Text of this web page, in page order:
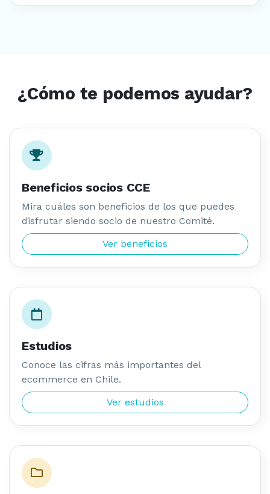
Beneficios socios CCE
Mira cuáles son beneficios de los que puedes
disfrutar siendo socio de nuestro Comité.
Ver beneficios
Estudios
Conoce las cifras más importantes del
ecommerce en Chile.
Ver estudios
Actividades